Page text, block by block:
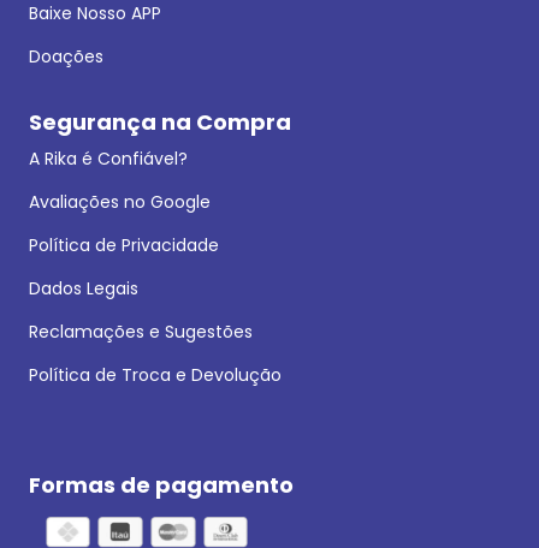
Baixe Nosso APP
Doações
Segurança na Compra
A Rika é Confiável?
Avaliações no Google
Política de Privacidade
Dados Legais
Reclamações e Sugestões
Política de Troca e Devolução
Formas de pagamento